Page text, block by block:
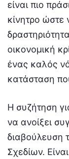
είναι πιο
κίνητρο ώστε
οικονομική
ένας καλός
κατάσταση
Η συζήτηση
να ανοίξει
διαβούλευση
Σχεδίων.